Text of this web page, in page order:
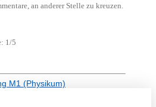
an anderer Stelle zu kreuzen.
1/5
M1 (Physikum)